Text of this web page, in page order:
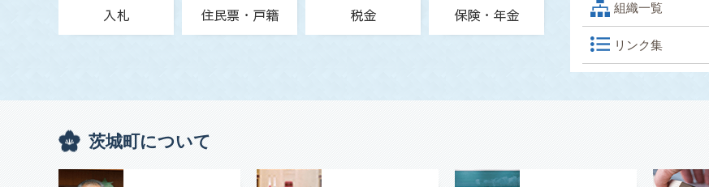
組織一覧
リンク集
茨城町について